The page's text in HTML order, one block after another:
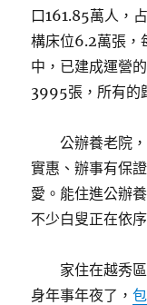
口161.85萬人，
構床位6.2萬張，
中，已建成運營
3995張，所有的
公辦養老院，
實惠、辦事有保
愛。能住進公辦
不少白叟正在依
家住在越秀區
身年事年夜了，